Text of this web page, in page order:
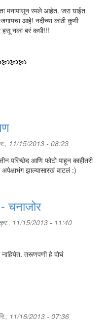
मनापासून रमले आहेत. जरा घाईत
आहे! नदीच्या काठी कुणी
नका बरं कधी!!!
11/15/2013 - 08:23
परिच्छेद आणि फोटो पाहून काहीतरी
झाल्यासारखं वाटलं :)
11/15/2013 - 11:40
तरूणपणी हे दोघं
11/16/2013 - 07:36